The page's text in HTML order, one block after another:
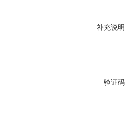
补充说明
验证码